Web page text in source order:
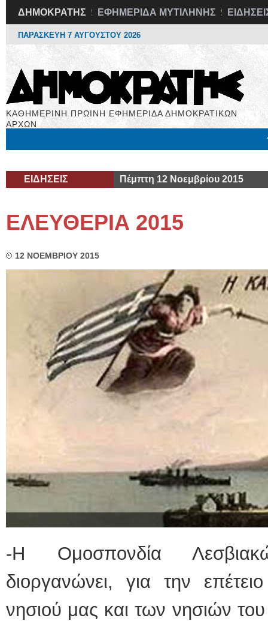
ΔΗΜΟΚΡΑΤΗΣ ΕΦΗΜΕΡΙΔΑ ΜΥΤΙΛΗΝΗΣ
ΠΑΡΑΣΚΕΥΗ 7 ΑΥΓΟΥΣΤΟΥ 2026
ΚΑΘΗΜΕΡΙΝΗ ΠΡΩΙΝΗ ΕΦΗΜΕΡΙΔΑ ΔΗΜΟΚΡΑΤΙΚΩΝ
ΑΡΧΩΝ
ΕΙΔΗΣΕΙΣ Πέμπτη 12 Νοεμβρίου 2015
ΕΛΕΥΘΕΡΙΑ 2015
12 ΝΟΕΜΒΡΙΟΥ 2015
-Η Ομοσπονδία
διοργανώνει, για την
νησιού μας και των νησιών του